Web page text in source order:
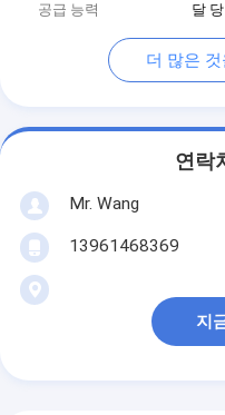
공급 능력
달
더 많은
연락
Mr. Wang
13961468369
지